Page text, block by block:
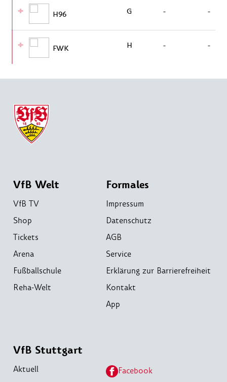
H96 G - -
FWK H - -
VfB Welt
VfB TV
Shop
Tickets
Arena
Fußballschule
Reha-Welt
Formales
Impressum
Datenschutz
AGB
Service
Erklärung zur Barrierefreiheit
Kontakt
App
VfB Stuttgart
Aktuell
Facebook